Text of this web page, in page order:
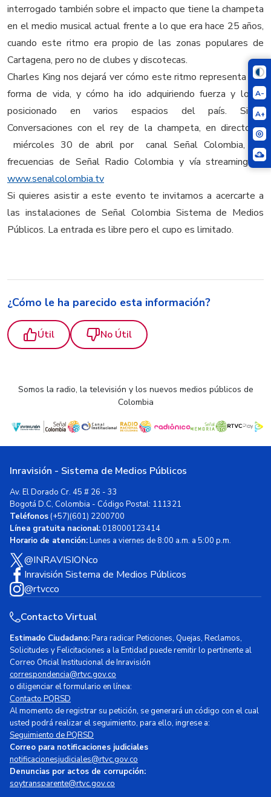
A-
A+
interrogado también sobre el impacto que tiene la champeta
en el medio musical actual frente a lo que era hace 25 años,
cuando este ritmo era propio de las zonas populares de
Cartagena, pero no de clubes y discotecas.
Charles King nos dejará ver cómo este ritmo representa una
forma de vida, y cómo ha ido adquiriendo fuerza y lo ha
posicionado en varios espacios del país. Sigue
Conversaciones con el rey de la champeta, en directo el
miércoles 30 de abril por canal Señal Colombia, las
frecuencias de Señal Radio Colombia y vía streaming en
www.senalcolombia.tv
Si quieres asistir a este evento te invitamos a acercarte a
las instalaciones de Señal Colombia Sistema de Medios
Públicos. La entrada es libre pero el cupo es limitado.
¿Cómo le ha parecido esta información?
Útil No Útil
Somos la radio, la televisión y los nuevos medios públicos de
Colombia
Inravisión - Sistema de Medios Públicos
Av. El Dorado Cr. 45 # 26 - 33
Bogotá D.C, Colombia - Código Postal: 111321
Teléfonos(+57)(601) 2200700
Línea gratuita nacional:018000123414
Horario de atención:Lunes a viernes de 8:00 a.m. a 5:00 p.m.
@INRAVISIONco
Inravisión Sistema de Medios Públicos
@rtvcco
Contacto Virtual
Estimado Ciudadano:Para radicar Peticiones, Quejas, Reclamos,
Solicitudes y Felicitaciones a la Entidad puede remitir lo pertinente al
Correo Oficial Institucional de Inravisión
correspondencia@rtvc.gov.co
o diligenciar el formulario en línea:
Contacto PQRSD
Al momento de registrar su petición, se generará un código con el cual
usted podrá realizar el seguimiento, para ello, ingrese a:
Seguimiento de PQRSD
Correo para notificaciones judiciales
notificacionesjudiciales@rtvc.gov.co
Denuncias por actos de corrupción:
soytransparente@rtvc.gov.co